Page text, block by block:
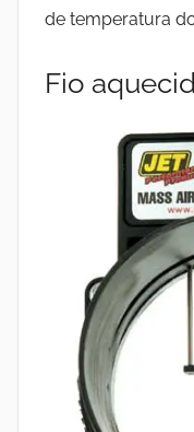
de temperatura
Fio